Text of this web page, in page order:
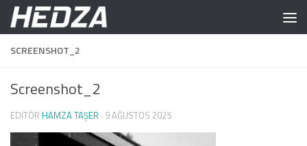
Skip to content
SCREENSHOT_2
Screenshot_2
EDITÖR HAMZA TAŞER · 9 AĞUSTOS 2025